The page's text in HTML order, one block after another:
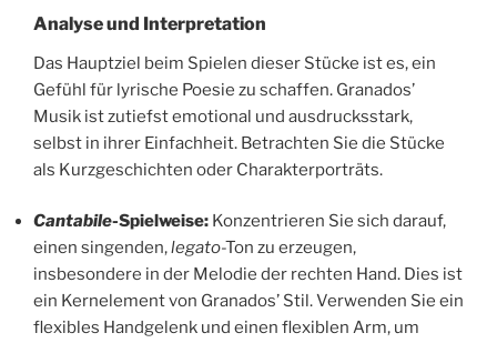
Analyse und Interpretation
Das Hauptziel beim Spielen dieser Stücke ist es, ein
Gefühl für lyrische Poesie zu schaffen. Granados’
Musik ist zutiefst emotional und ausdrucksstark,
selbst in ihrer Einfachheit. Betrachten Sie die Stücke
als Kurzgeschichten oder Charakterporträts.
Cantabile-Spielweise: Konzentrieren Sie sich darauf,
einen singenden,legato-Ton zu erzeugen,
insbesondere in der Melodie der rechten Hand. Dies ist
ein Kernelement von Granados’ Stil. Verwenden Sie ein
flexibles Handgelenk und einen flexiblen Arm, um